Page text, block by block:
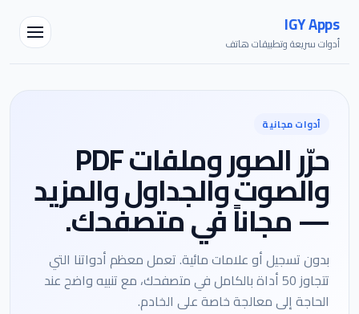
IGY Apps
أدوات سريعة وتطبيقات هاتف
أدوات مجانية
حرّر الصور وملفات PDF
والصوت والجداول والمزيد
— مجاناً في متصفحك.
بدون تسجيل أو علامات مائية. تعمل معظم أدواتنا التي
تتجاوز 50 أداة بالكامل في متصفحك، مع تنبيه واضح عند
الحاجة إلى معالجة خاصة على الخادم.
مساعد IGY
متصل — اسألني أي شيء